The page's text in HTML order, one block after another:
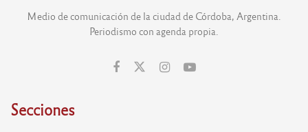
Medio de comunicación de la ciudad de Córdoba, Argentina.
Periodismo con agenda propia.
Secciones